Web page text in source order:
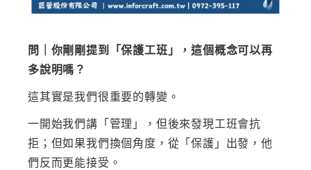
問｜你剛剛提到「保護工班」，這個概念可以再
多說明嗎？
這其實是我們很重要的轉變。
一開始我們講「管理」，但後來發現工班會抗
拒；但如果我們換個角度，從「保護」出發，他
們反而更能接受。